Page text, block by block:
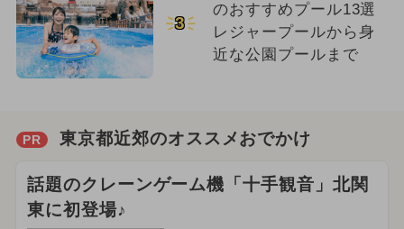
3
のおすすめプール13選
レジャープールから身
近な公園プールまで
PR 東京都近郊のオススメおでかけ
話題のクレーンゲーム機「十手観音」北関
東に初登場♪